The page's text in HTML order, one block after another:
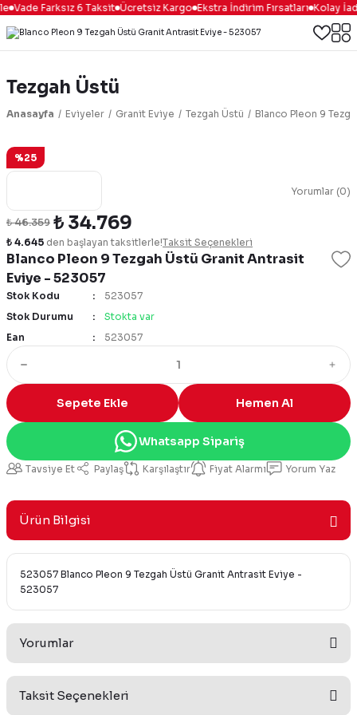
Vade Farksız 6 Taksit Ücretsiz Kargo Ekstra İndirim Fırsatları Kolay
Tezgah Üstü
Anasayfa Eviyeler Granit Eviye Tezgah Üstü Blanco Pleon 9
%25
Yorumlar (0)
Blanco Pleon 9 Tezgah Üstü Granit Antrasit
Eviye - 523057
₺ 46.359 ₺ 34.769
₺ 4.645 den başlayan taksitlerle!Taksit Seçenekleri
Stok Kodu
523057
Stok Durumu
Stokta var
Ean
523057
Sepete Ekle Hemen Al
Whatsapp Sipariş
Tavsiye Et Paylaş Karşılaştır Fiyat Alarmı Yorum Yaz
Ürün Bilgisi
523057 Blanco Pleon 9 Tezgah Üstü Granit Antrasit Eviye -
523057
Yorumlar
Taksit Seçenekleri